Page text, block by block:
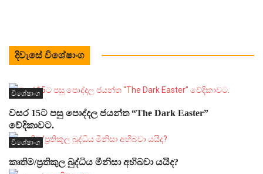
දිවැසේ විශේෂාංග
විශේෂාංග
වසර 15ට පසු පොද්දල ජයන්ත “The Dark Easter”
වේදිකාවට.
විශේෂාංග
කෘතිම/ප්‍රතිකුල බුද්ධිය මීනිසා අභිබවා යයිද?